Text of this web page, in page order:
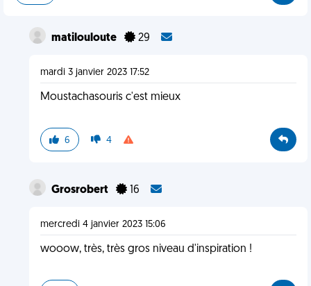
matilouloute 29
mardi 3 janvier 2023 17:52
Moustachasouris c'est mieux
6 4
Grosrobert 16
mercredi 4 janvier 2023 15:06
wooow, très, très gros niveau d'inspiration !